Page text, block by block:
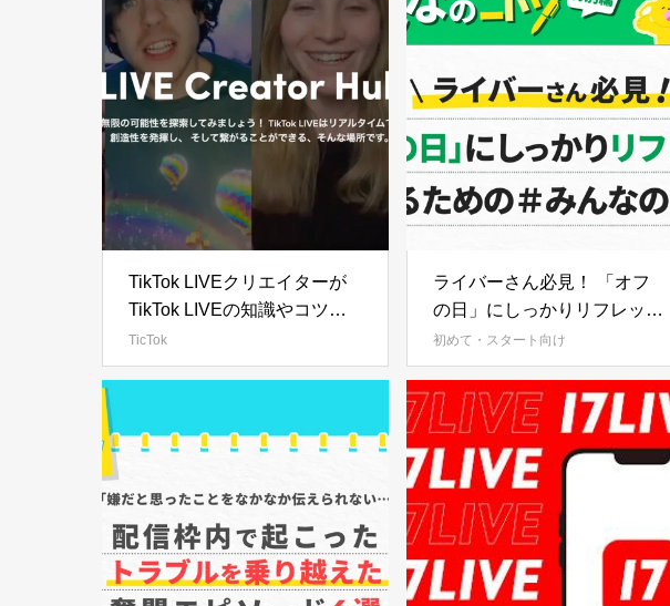
TikTok LIVEクリエイターが
TikTok LIVEの知識やコツを
学べる TikTok LIVEクリエイ
ター向けの公式ポータルサイ
TicTok
ライバーさん必見！ 「オフ
の日」にしっかりリフレッシ
ュするための＃みんなのコツ
初めて・スタート向け